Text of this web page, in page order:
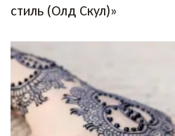
стиль (Олд Скул)»